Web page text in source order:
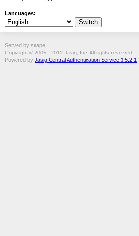
Languages:
Served by snape
Copyright © 2005 - 2012 Jasig, Inc. All rights reserved.
Powered by Jasig Central Authentication Service 3.5.2.1